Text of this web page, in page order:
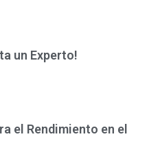
un Experto!
el Rendimiento en el